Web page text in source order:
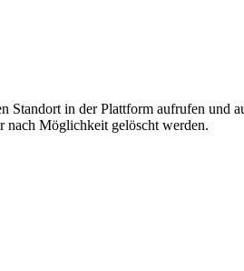
in der Plattform aufrufen und
nach Möglichkeit gelöscht werden.